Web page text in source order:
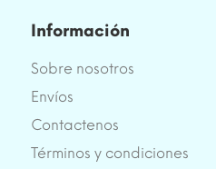
Información
Sobre nosotros
Envíos
Contactenos
Términos y condiciones